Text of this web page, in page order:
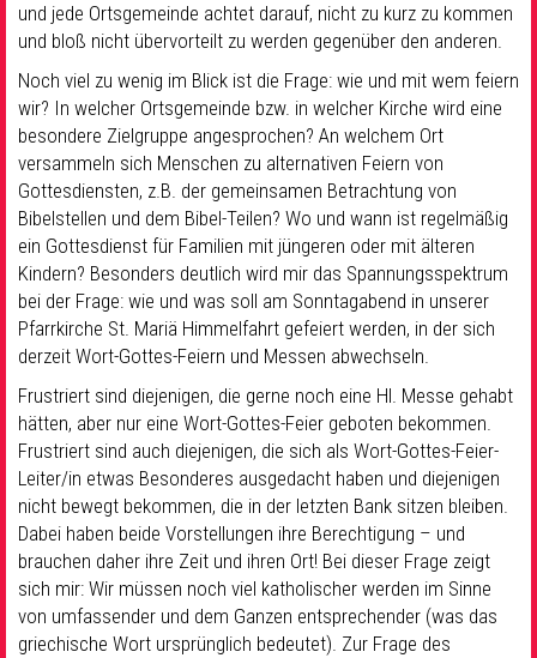
und jede Ortsgemeinde achtet darauf, nicht zu kurz zu kommen
und bloß nicht übervorteilt zu werden gegenüber den anderen.
Noch viel zu wenig im Blick ist die Frage: wie und mit wem feiern
wir? In welcher Ortsgemeinde bzw. in welcher Kirche wird eine
besondere Zielgruppe angesprochen? An welchem Ort
versammeln sich Menschen zu alternativen Feiern von
Gottesdiensten, z.B. der gemeinsamen Betrachtung von
Bibelstellen und dem Bibel-Teilen? Wo und wann ist regelmäßig
ein Gottesdienst für Familien mit jüngeren oder mit älteren
Kindern? Besonders deutlich wird mir das Spannungsspektrum
bei der Frage: wie und was soll am Sonntagabend in unserer
Pfarrkirche St. Mariä Himmelfahrt gefeiert werden, in der sich
derzeit Wort-Gottes-Feiern und Messen abwechseln.
Frustriert sind diejenigen, die gerne noch eine Hl. Messe gehabt
hätten, aber nur eine Wort-Gottes-Feier geboten bekommen.
Frustriert sind auch diejenigen, die sich als Wort-Gottes-Feier-
Leiter/in etwas Besonderes ausgedacht haben und diejenigen
nicht bewegt bekommen, die in der letzten Bank sitzen bleiben.
Dabei haben beide Vorstellungen ihre Berechtigung – und
brauchen daher ihre Zeit und ihren Ort! Bei dieser Frage zeigt
sich mir: Wir müssen noch viel katholischer werden im Sinne
von umfassender und dem Ganzen entsprechender (was das
griechische Wort ursprünglich bedeutet). Zur Frage des